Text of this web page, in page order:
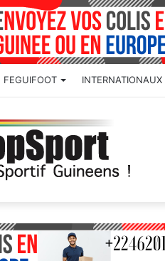
FEGUIFOOT INTERNATIONAUX